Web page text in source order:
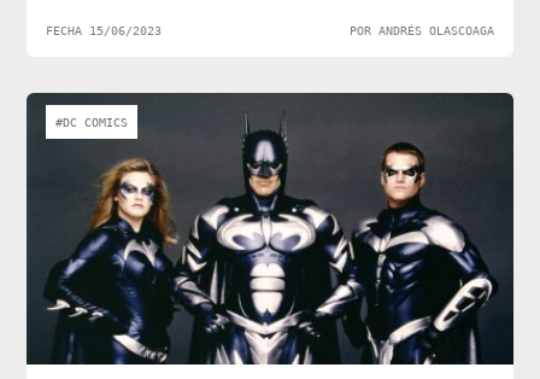
FECHA 15/06/2023 POR ANDRÉS OLASCOAGA
#DC COMICS